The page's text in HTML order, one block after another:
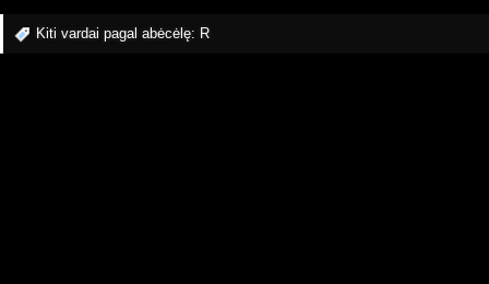
Kiti vardai pagal abėcėlę: R